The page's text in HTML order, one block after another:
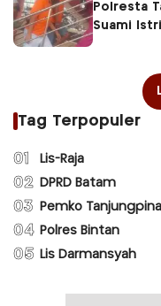
Polresta
Suami
Tag Terpopuler
01 Lis-Raja
02 DPRD Batam
03 Pemko
04 Polres Bintan
05 Lis Darmansyah